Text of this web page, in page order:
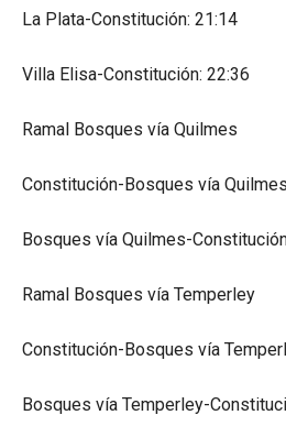
La Plata-Constitución: 21:14
Villa Elisa-Constitución: 22:36
Ramal Bosques vía Quilmes
Constitución-Bosques vía
Bosques vía Quilmes-
Ramal Bosques vía Temperley
Constitución-Bosques vía
Bosques vía Temperley-